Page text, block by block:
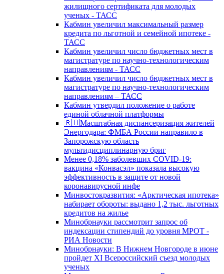
жилищного сертификата для молодых
ученых - ТАСС
Кабмин увеличил максимальный размер
кредита по льготной и семейной ипотеке -
ТАСС
Кабмин увеличил число бюджетных мест в
магистратуре по научно-технологическим
направлениям - ТАСС
Кабмин увеличил число бюджетных мест в
магистратуре по научно-технологическим
направлениям – ТАСС
Кабмин утвердил положение о работе
единой облачной платформы
🇷🇺Масштабная диспансеризация жителей
Энергодара: ФМБА России направило в
Запорожскую область
мультидисциплинарную бриг
Менее 0,18% заболевших COVID-19:
вакцина «Конвасэл» показала высокую
эффективность в защите от новой
коронавирусной инфе
Минвостокразвития: «Арктическая ипотека»
набирает обороты: выдано 1,2 тыс. льготных
кредитов на жилье
Минобрнауки рассмотрит запрос об
индексации стипендий до уровня МРОТ -
РИА Новости
Минобрнауки: В Нижнем Новгороде в июне
пройдет XI Всероссийский съезд молодых
ученых